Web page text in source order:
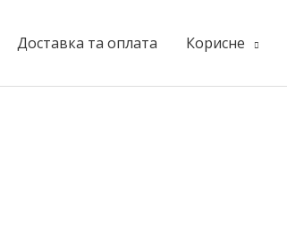
Доставка та оплата Корисне